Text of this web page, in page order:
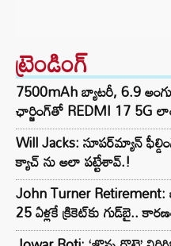
ట్రెండింగ్‌
7500mAh బ్యాటరీ, 6.9
ఛార్జింగ్‌తో REDMI 17 5G
Will Jacks: సూపర్‌మ్యాన్
క్యాచ్ ను అలా పట్టేశావ్.!
John Turner Retirement:
25 ఏళ్లకే క్రికెట్‌కు గుడ్‌బై..